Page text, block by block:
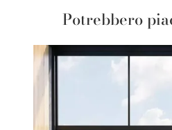
Potrebbero